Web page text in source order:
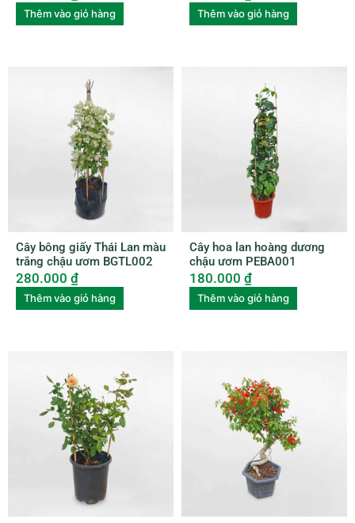
Thêm vào giỏ hàng Thêm vào giỏ hàng
Cây bông giấy Thái Lan màu
trắng chậu ươm BGTL002
280.000 ₫
Thêm vào giỏ hàng
Cây hoa lan hoàng dương
chậu ươm PEBA001
180.000 ₫
Thêm vào giỏ hàng